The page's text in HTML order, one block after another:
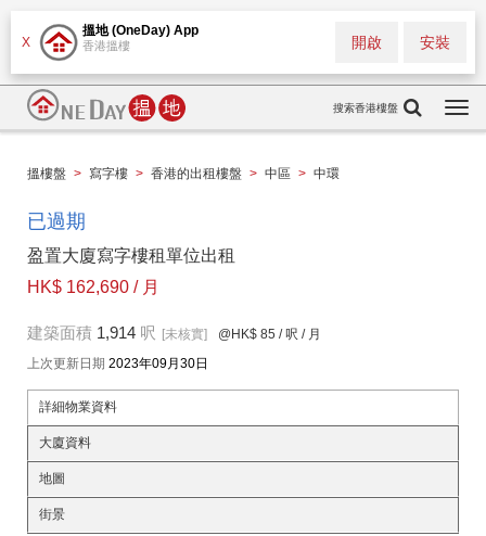
X
搵地 (OneDay) App
香港搵樓 安裝
開啟
搜索香港樓盤
搵樓盤 > 寫字樓 > 香港的出租樓盤 > 中區 > 中環
已過期
盈置大廈寫字樓租單位出租
HK$ 162,690 / 月
建築面積 1,914 呎 [未核實] @HK$ 85 / 呎 / 月
上次更新日期 2023年09月30日
詳細物業資料
大廈資料
地圖
街景